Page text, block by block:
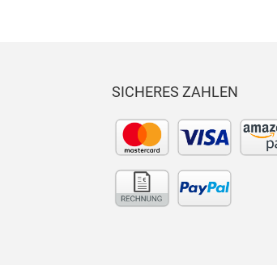
SICHERES ZAHLEN